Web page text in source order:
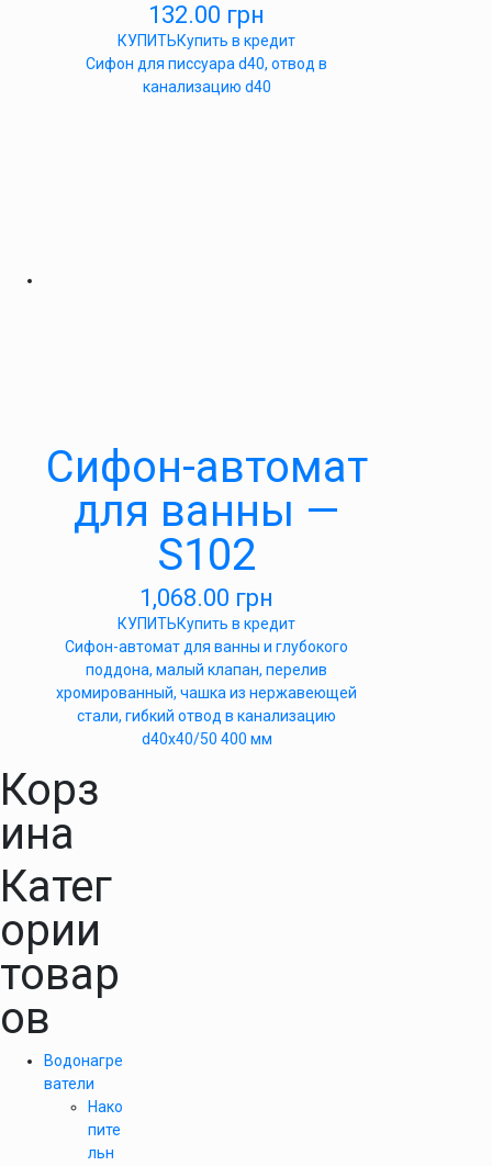
132.00 грн
КУПИТЬКупить в кредит
Сифон для писсуара d40, отвод в
канализацию d40
Cифон-автомат
для ванны —
S102
1,068.00 грн
КУПИТЬКупить в кредит
Сифон-автомат для ванны и глубокого
поддона, малый клапан, перелив
хромированный, чашка из нержавеющей
стали, гибкий отвод в канализацию
d40x40/50 400 мм
Корз
ина
Катег
ории
товар
ов
Водонагре
ватели
Нако
пите
льн